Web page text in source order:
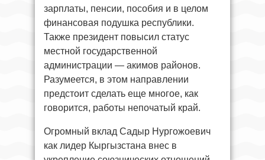
зарплаты, пенсии, пособия и в целом
финансовая подушка республики.
Также президент повысил статус
местной государственной
администрации — акимов районов.
Разумеется, в этом направлении
предстоит сделать еще многое, как
говорится, работы непочатый край.
Огромный вклад Садыр Нургожоевич
как лидер Кыргызстана внес в